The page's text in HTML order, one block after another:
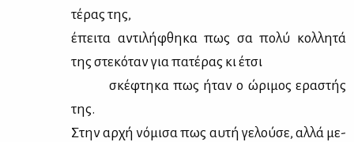
τέ­ρας της,
έπει­τα αντι­λή­φθη­κα πως σα πο­λύ κολ­λη­τά
της στε­κό­ταν για πα­τέ­ρας κι έτσι
σκέ­φτη­κα πως ήταν ο ώρι­μος ερα­στής
της.
Στην αρ­χή νό­μι­σα πως αυ­τή γε­λού­σε, αλ­λά με­